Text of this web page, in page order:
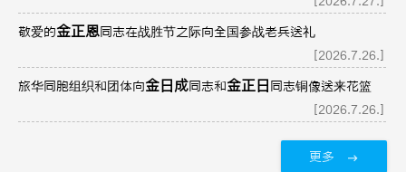
敬爱的金正恩 同志在战胜节之际向全国参战老兵送礼
[2026.7.26.]
旅华同胞组织和团体向金日成 同志和 金正日 同志铜像送来花篮
[2026.7.26.]
更多